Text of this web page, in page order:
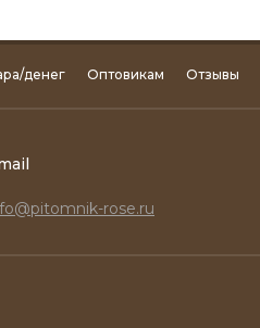
денег Оптовикам Отзывы
rose.ru